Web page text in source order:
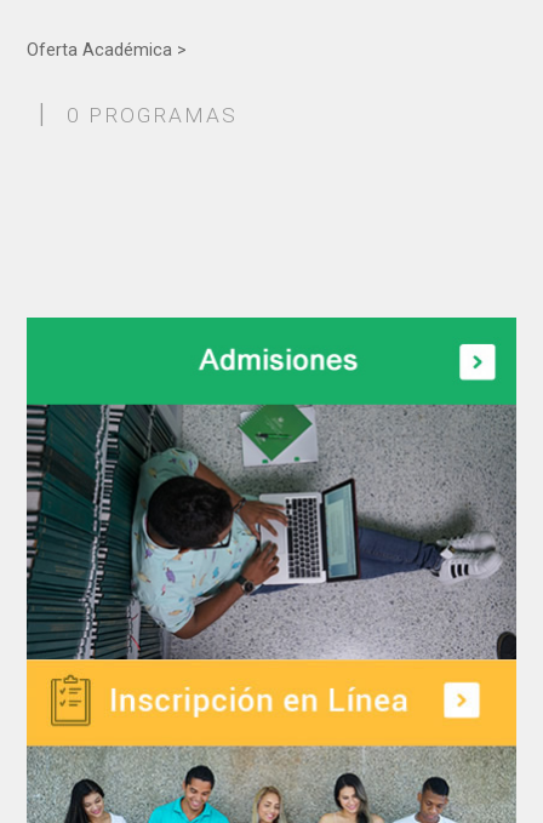
Oferta Académica >
| 0 PROGRAMAS